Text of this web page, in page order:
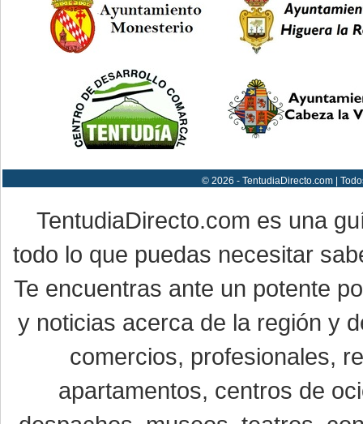
© 2026 - TentudiaDirecto.com |
TentudiaDirecto.com es una
todo lo que puedas necesitar
Te encuentras ante un potente
y noticias acerca de la región y
comercios, profesionales,
apartamentos, centros de